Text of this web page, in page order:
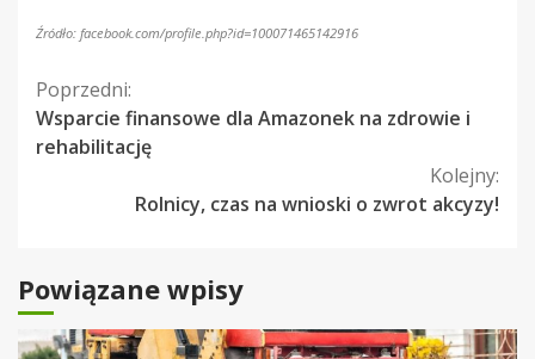
Źródło: facebook.com/profile.php?id=100071465142916
Kontynuuj
czytanie
Poprzedni:
Wsparcie finansowe dla Amazonek na zdrowie i
rehabilitację
Kolejny:
Rolnicy, czas na wnioski o zwrot akcyzy!
Powiązane wpisy